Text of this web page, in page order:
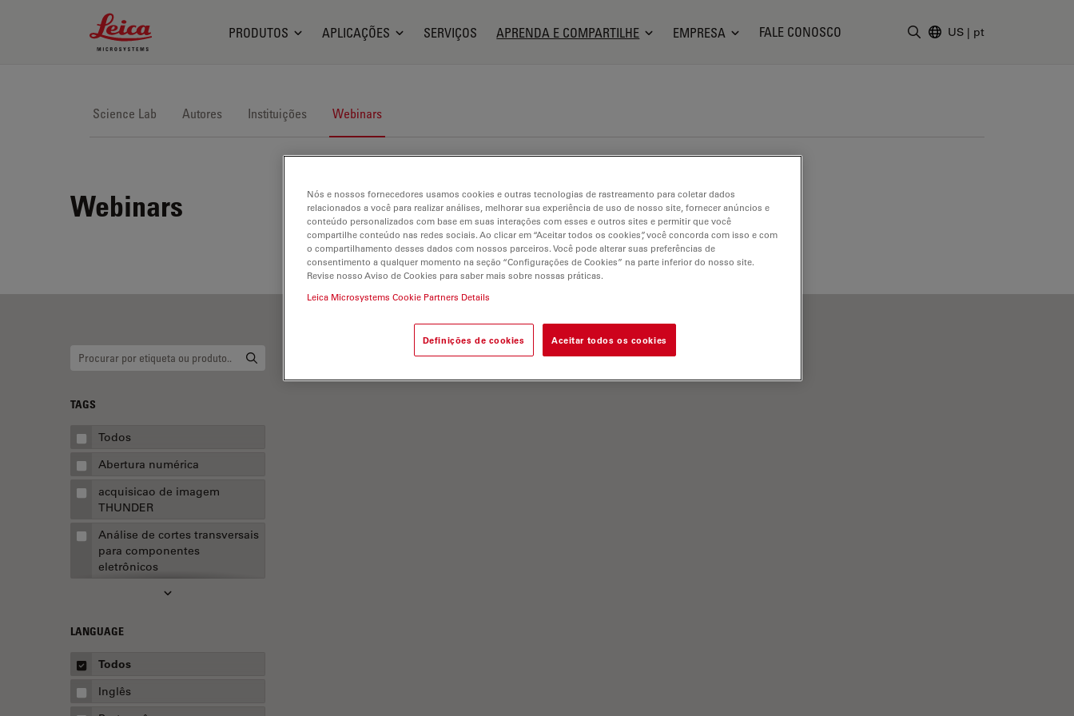
Leica Microsystems Logo
PRODUTOS APLICAÇÕES SERVIÇOS APRENDA E COMPARTILHE EMPRESA FALE CONOSCO US | pt
Science Lab Autores Instituições Webinars
Webinars
TAGS
Todos
Abertura numérica
acquisicao de imagem
THUNDER
Análise de cortes transversais
para componentes
eletrônicos
Análise de imagens
Aquisição de imagens
LANGUAGE
Todos
Inglês
Espectroscopia de decomposição induzida por laser (LIBS)
Nós e nossos fornecedores usamos cookies e outras tecnologias de rastreamento para coletar dados
relacionados a você para realizar análises, melhorar sua experiência de uso de nosso site, fornecer anúncios e
conteúdo personalizados com base em suas interações com esses e outros sites e permitir que você
compartilhe conteúdo nas redes sociais. Ao clicar em “Aceitar todos os cookies”, você concorda com isso e com
o compartilhamento desses dados com nossos parceiros. Você pode alterar suas preferências de
consentimento a qualquer momento na seção “Configurações de Cookies” na parte inferior do nosso site.
Revise nosso Aviso de Cookies para saber mais sobre nossas práticas.
Leica Microsystems Cookie Partners Details
Definições de cookies Aceitar todos os cookies